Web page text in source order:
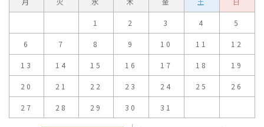
1 2 3 4 5
6 7 8 9 10 11 12
13 14 15 16 17 18 19
20 21 22 23 24 25 26
27 28 29 30 31